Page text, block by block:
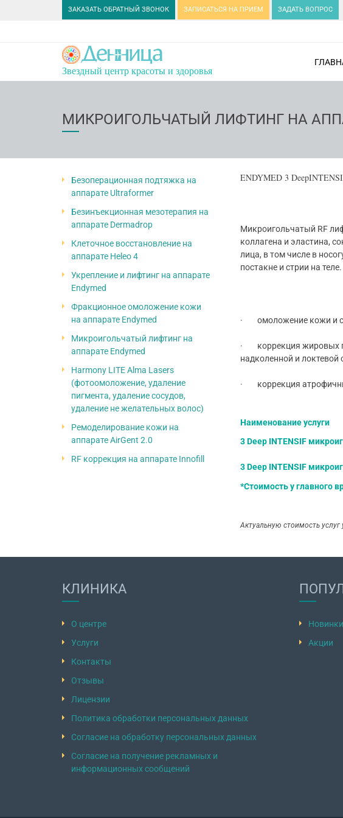
ЗАКАЗАТЬ ОБРАТНЫЙ ЗВОНОК ЗАПИСАТЬСЯ НА ПРИЕМ ЗАДАТЬ ВОПРОС
Звездный центр красоты и здоровья
МИКРОИГОЛЬЧАТЫЙ ЛИФТИНГ НА
Безоперационная подтяжка на
аппарате Ultraformer
Безинъекционная мезотерапия на
аппарате Dermadrop
Клеточное восстановление на
аппарате Heleo 4
Укрепление и лифтинг на аппарате
Endymed
Фракционное омоложение кожи
на аппарате Endymed
Микроигольчатый лифтинг на
аппарате Endymed
Harmony LITE Alma Lasers
(фотоомоложение, удаление
пигмента, удаление сосудов,
удаление не желательных волос)
Ремоделирование кожи на
аппарате AirGent 2.0
RF коррекция на аппарате Innofill
ENDYMED 3
Микроигольчатый RF
коллагена и эластина,
лица, в том числе в
постакне и
· омоложение кожи и
· коррекция жировых
надколенной и локтевой
· коррекция
Наименование услуги
3 Deep INTENSIF
3 Deep INTENSIF
*Стоимость у главного
Актуальную стоимость услуг
КЛИНИКА
О центре
Услуги
Контакты
Отзывы
Лицензии
Политика обработки персональных данных
Согласие на обработку персональных данных
Согласие на получение рекламных и
информационных сообщений
Новинки
Акции